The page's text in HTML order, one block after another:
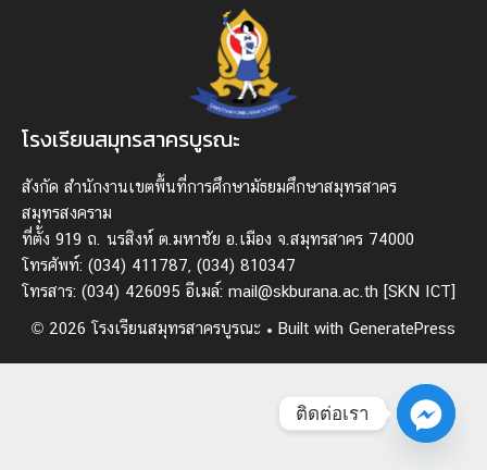
โรงเรียนสมุทรสาครบูรณะ
สังกัด สํานักงานเขตพื้นที่การศึกษามัธยมศึกษาสมุทรสาคร
สมุทรสงคราม
ที่ตั้ง 919 ถ. นรสิงห์ ต.มหาชัย อ.เมือง จ.สมุทรสาคร 74000
โทรศัพท์: (034) 411787, (034) 810347
โทรสาร: (034) 426095 อีเมล์: mail@skburana.ac.th [SKN ICT]
© 2026 โรงเรียนสมุทรสาครบูรณะ • Built with GeneratePress
ติดต่อเรา